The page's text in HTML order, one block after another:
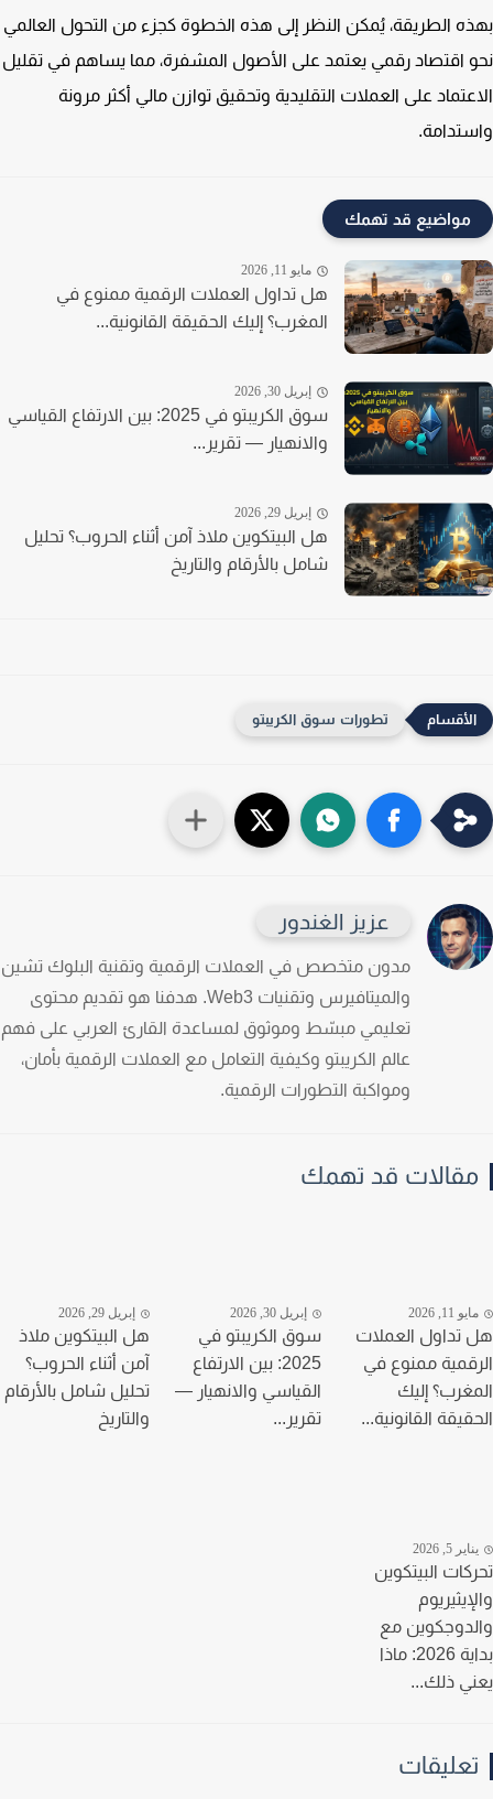
الطريقة، يُمكن النظر إلى هذه الخطوة كجزء من التحول العالمي
اقتصاد رقمي يعتمد على الأصول المشفرة، مما يساهم في تقليل
على العملات التقليدية وتحقيق توازن مالي أكثر مرونة
مواضيع قد تهمك
مايو 11, 2026
هل تداول العملات الرقمية ممنوع في
المغرب؟ إليك الحقيقة القانونية...
إبريل 30, 2026
سوق الكريبتو في 2025: بين الارتفاع القياسي
والانهيار — تقرير...
إبريل 29, 2026
هل البيتكوين ملاذ آمن أثناء الحروب؟ تحليل
شامل بالأرقام والتاريخ
تطورات سوق الكريبتو
عزيز الغندور
مدون متخصص في العملات الرقمية وتقنية البلوك تشين
والميتافيرس وتقنيات Web3. هدفنا هو تقديم محتوى
تعليمي مبسّط وموثوق لمساعدة القارئ العربي على فهم
عالم الكريبتو وكيفية التعامل مع العملات الرقمية بأمان،
ومواكبة التطورات الرقمية.
قد تهمك
11, 2026
العملات
ممنوع في
إليك
القانونية...
إبريل 30, 2026
سوق الكريبتو في
2025: بين الارتفاع
القياسي والانهيار —
تقرير...
إبريل 29, 2026
هل البيتكوين ملاذ
آمن أثناء الحروب؟
تحليل شامل بالأرقام
والتاريخ
5, 2026
البيتكوين
مع
بداية 2026: ماذا
ذلك...